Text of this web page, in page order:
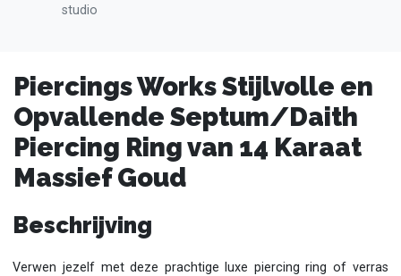
studio
Piercings Works Stijlvolle en
Opvallende Septum/Daith
Piercing Ring van 14 Karaat
Massief Goud
Beschrijving
Verwen jezelf met deze prachtige luxe piercing ring of verras